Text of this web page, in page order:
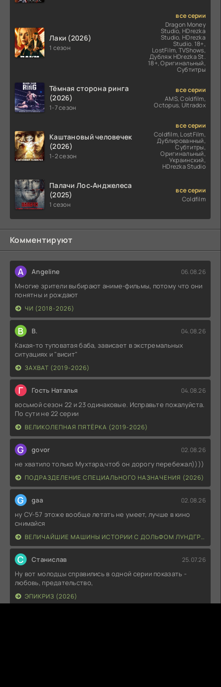
Лаки (2026)
1 сезон
все серии
Dragon Money
Studio, HDrezka
Studio, HDrezka
Studio. 18+,
LostFilm, TVShows,
Дубляж HDrezka St.
18+, Оригинальный,
Субтитры
Тёмная сторона ринга
(2026)
1-7 сезон
все серии
AMS, Coldfilm,
Octopus, Ultradox
Каштановый человечек
(2026)
1-2 сезон
все серии
Coldfilm, LostFilm,
Дублированный,
Субтитры,
Оригинальный,
Украинский,
HDrezka Studio
Палачи Лос‑Анджелеса
(2025)
1 сезон
все серии
Coldfilm
Комментируют
A Angeline 06.08.26
Многие зрители выбирают аниме-фильмы, потому что они
понятны и рождают
ЧИ (2018-2026)
В В. 04.08.26
Какая-то туповатая баба, зависает в экстремальных
ситуациях и "висит"
ЗАХВАТ (2019-2026)
Г Гость Наталья 04.08.26
восьмой сезон 22 и 23 одинаковые. Исправьте пожалуйста.
По сути не 22 серии
ВЕЛИКОЛЕПНАЯ ПЯТЁРКА (2019-2026)
G govor 02.08.26
не хватило только Мухтара,чтоб он дорогу перебежал))))
ПОДРАЗДЕЛЕНИЕ СПЕЦИАЛЬНОГО НАЗНАЧЕНИЯ (2026)
G gaa 02.08.26
ну СУ-57 этоже вообще летать не умеет, лучше в кино
снимайся
ВЕЛИЧАЙШИЕ МАШИНЫ ИСТОРИИ С ДОЛЬФОМ ЛУНДГРЕНОМ (2026)
С Станислав 25.07.26
Ну вот молодцы справились в одной серии показать -
любовь, предательство,
ЭПИКРИЗ (2026)